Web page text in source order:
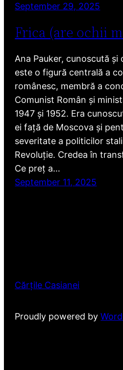
September 29, 2025
Frica (are ochii
Ana Pauker, cunoscută și
este o figură centrală a
românesc, membră a
Comunist Român și
1947 și 1952. Era
ei față de Moscova și
severitate a politicilor
Revoluție. Credea în
Ce preț a…
September 11, 2025
Cărțile Casianei
Proudly powered by